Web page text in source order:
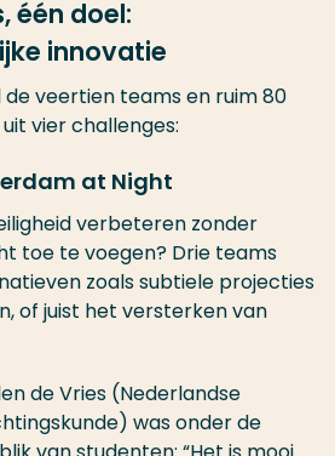
één doel:
innovatie
veertien teams en ruim 80
vier challenges:
at Night
verbeteren zonder
toe te voegen? Drie teams
zoals subtiele projecties
of juist het versterken van
de Vries (Nederlandse
was onder de